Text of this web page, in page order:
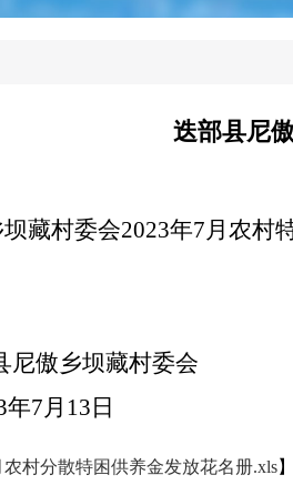
迭部县尼
藏村委会2023年7月农村
乡坝藏村委会
13日
农村分散特困供养金发放花名册.xls